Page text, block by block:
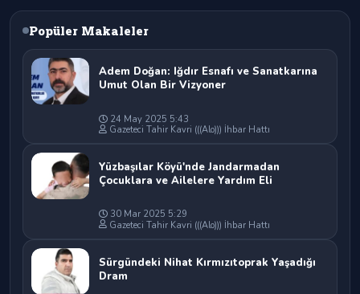
Popüler Makaleler
Adem Doğan: Iğdır Esnafı ve Sanatkarına
Umut Olan Bir Vizyoner
24 May 2025 5:43
Gazeteci Tahir Kavri (((Alo))) İhbar Hattı
Yüzbaşılar Köyü'nde Jandarmadan
Çocuklara ve Ailelere Yardım Eli
30 Mar 2025 5:29
Gazeteci Tahir Kavri (((Alo))) İhbar Hattı
Sürgündeki Nihat Kırmızıtoprak Yaşadığı
Dram